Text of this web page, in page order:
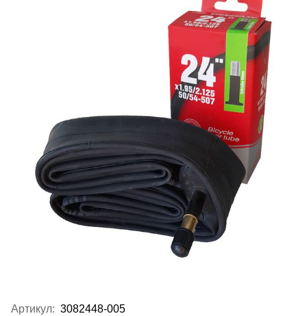
Артикул: 3082448-005